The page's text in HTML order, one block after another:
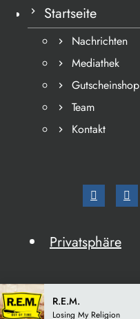
Startseite
Nachrichten
Mediathek
Gutscheinshop
Team
Kontakt
Privatsphäre
R.E.M.
Losing My Religion